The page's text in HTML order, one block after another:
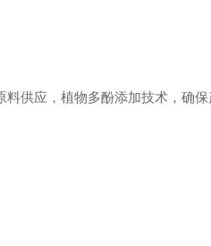
料供应，植物多酚添加技术，确